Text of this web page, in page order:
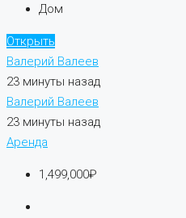
Дом
Открыть
Валерий Валеев
23 минуты назад
Валерий Валеев
23 минуты назад
Аренда
1,499,000₽